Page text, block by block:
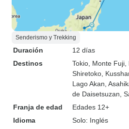
Senderismo y Trekking
Duración
12 días
Destinos
Tokio , Monte Fuji
Shiretoko ,
Lago Akan ,
de Daisetsuzan ,
Franja de edad
Edades 12+
Idioma
Solo: Inglés